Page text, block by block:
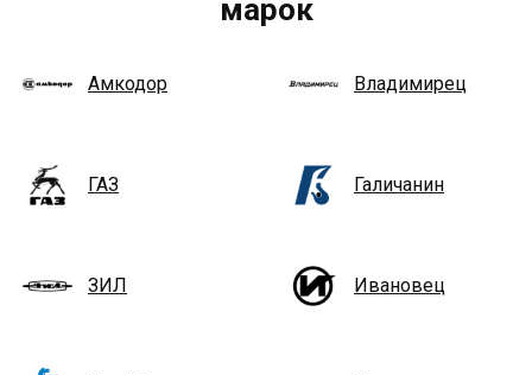
марок
Амкодор Владимирец
ГАЗ Галичанин
ЗИЛ Ивановец